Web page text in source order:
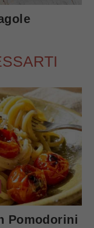
Pomodorini